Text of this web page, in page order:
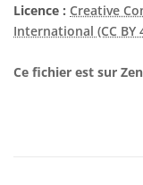
Licence : Creative
International (CC BY
Ce fichier est sur